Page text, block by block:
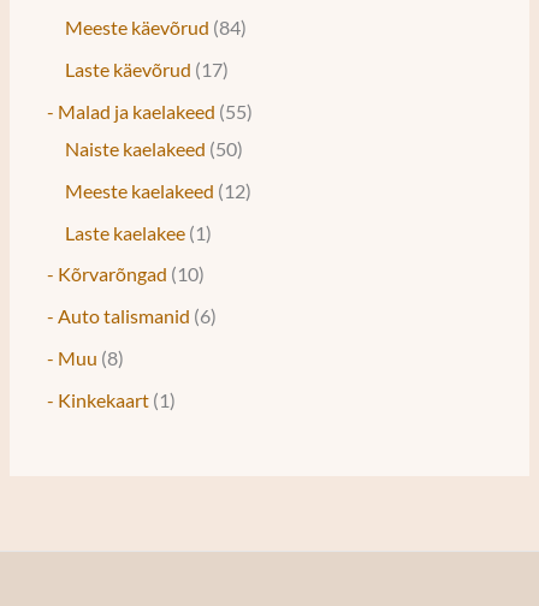
Meeste käevõrud 84
Laste käevõrud
17
- Malad ja kaelakeed 55
Naiste kaelakeed 50
Meeste kaelakeed
12
Laste kaelakee 1
- Kõrvarõngad
10
- Auto talismanid 6
- Muu 8
- Kinkekaart 1